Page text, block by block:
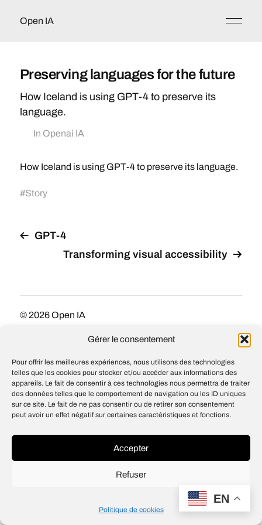
Gérer le consentement
Pour offrir les meilleures expériences, nous utilisons des technologies
telles que les cookies pour stocker et/ou accéder aux informations des
appareils. Le fait de consentir à ces technologies nous permettra de traiter
des données telles que le comportement de navigation ou les ID uniques
sur ce site. Le fait de ne pas consentir ou de retirer son consentement
peut avoir un effet négatif sur certaines caractéristiques et fonctions.
Accepter
Refuser
Politique de cookies
Open IA
Preserving languages for the future
How Iceland is using GPT-4 to preserve its
language.
In Openai IA
How Iceland is using GPT-4 to preserve its language.
#Story
GPT-4
Transforming visual accessibility
© 2026Open IA
EN